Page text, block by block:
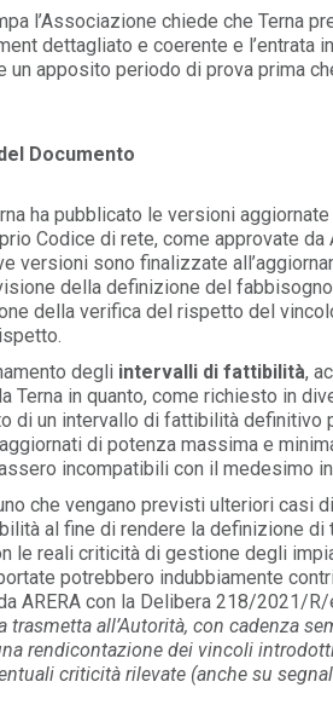
l’Associazione chiede che Terna
dettagliato e coerente e l’entrata
un apposito periodo di prova prima
Documento
ha pubblicato le versioni
Codice di rete, come approvate da
versioni sono finalizzate
della definizione del
della verifica del rispetto del
degli intervalli di fattibilità,
Terna in quanto, come richiesto in
di un intervallo di fattibilità definitivo
di potenza massima e
incompatibili con il medesimo
che vengano previsti ulteriori casi
al fine di rendere la definizione di
le reali criticità di gestione degli
potrebbero indubbiamente
ARERA con la Delibera 218/2021/R/
all’Autorità, con cadenza
rendicontazione dei vincoli
criticità rilevate (anche su
di
della FCR
FILO
La
LEGGI
FILO